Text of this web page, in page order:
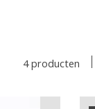
4 producten